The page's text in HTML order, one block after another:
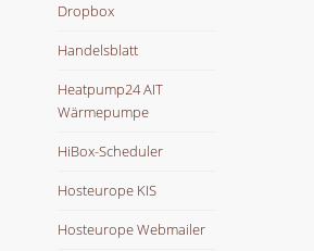
Dropbox
Handelsblatt
Heatpump24 AIT
Wärmepumpe
HiBox-Scheduler
Hosteurope KIS
Hosteurope Webmailer